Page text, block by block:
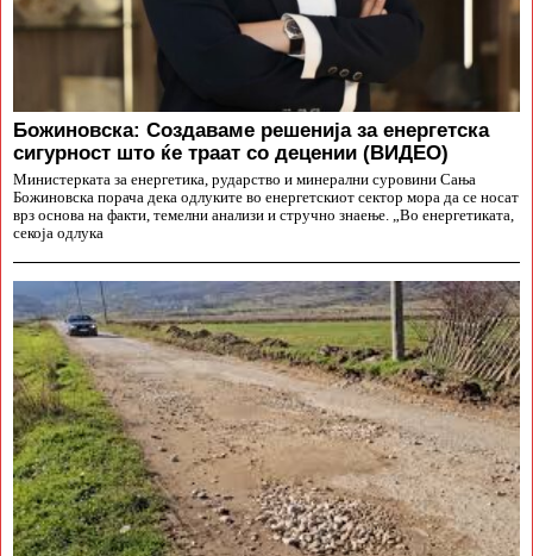
Божиновска: Создаваме решенија за енергетска
сигурност што ќе траат со децении (ВИДЕО)
Министерката за енергетика, рударство и минерални суровини Сања
Божиновска порача дека одлуките во енергетскиот сектор мора да се носат
врз основа на факти, темелни анализи и стручно знаење. „Во енергетиката,
секоја одлука